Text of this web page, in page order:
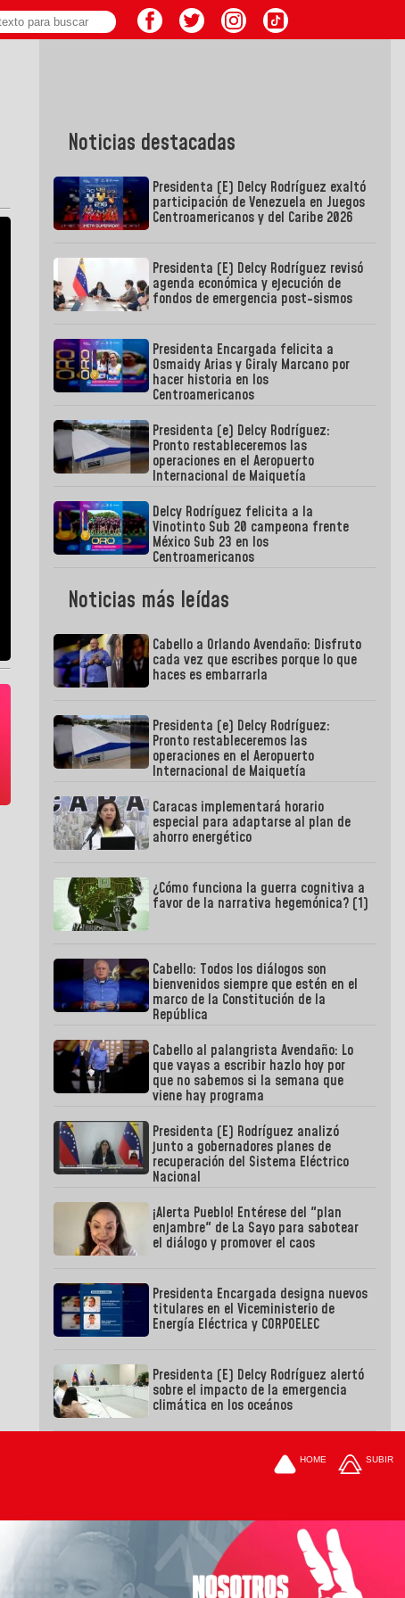
Noticias destacadas
Presidenta (E) Delcy Rodríguez exaltó
participación de Venezuela en Juegos
Centroamericanos y del Caribe 2026
Presidenta (E) Delcy Rodríguez revisó
agenda económica y ejecución de
fondos de emergencia post-sismos
Presidenta Encargada felicita a
Osmaidy Arias y Giraly Marcano por
hacer historia en los
Centroamericanos
Presidenta (e) Delcy Rodríguez:
Pronto restableceremos las
operaciones en el Aeropuerto
Internacional de Maiquetía
Delcy Rodríguez felicita a la
Vinotinto Sub 20 campeona frente
México Sub 23 en los
Centroamericanos
Noticias más leídas
Cabello a Orlando Avendaño: Disfruto
cada vez que escribes porque lo que
haces es embarrarla
Presidenta (e) Delcy Rodríguez:
Pronto restableceremos las
operaciones en el Aeropuerto
Internacional de Maiquetía
Caracas implementará horario
especial para adaptarse al plan de
ahorro energético
¿Cómo funciona la guerra cognitiva a
favor de la narrativa hegemónica? (1)
Cabello: Todos los diálogos son
bienvenidos siempre que estén en el
marco de la Constitución de la
República
Cabello al palangrista Avendaño: Lo
que vayas a escribir hazlo hoy por
que no sabemos si la semana que
viene hay programa
Presidenta (E) Rodríguez analizó
junto a gobernadores planes de
recuperación del Sistema Eléctrico
Nacional
¡Alerta Pueblo! Entérese del "plan
enjambre" de La Sayo para sabotear
el diálogo y promover el caos
Presidenta Encargada designa nuevos
titulares en el Viceministerio de
Energía Eléctrica y CORPOELEC
Presidenta (E) Delcy Rodríguez alertó
sobre el impacto de la emergencia
climática en los oceános
HOME SUBIR